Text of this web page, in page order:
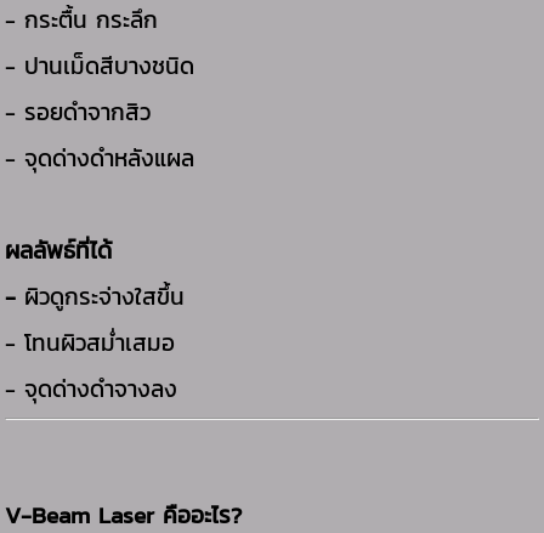
- กระตื้น กระลึก
- ปานเม็ดสีบางชนิด
- รอยดำจากสิว
- จุดด่างดำหลังแผล
ผลลัพธ์ที่ได้
- ผิวดูกระจ่างใสขึ้น
- โทนผิวสม่ำเสมอ
- จุดด่างดำจางลง
V-Beam Laser คืออะไร?